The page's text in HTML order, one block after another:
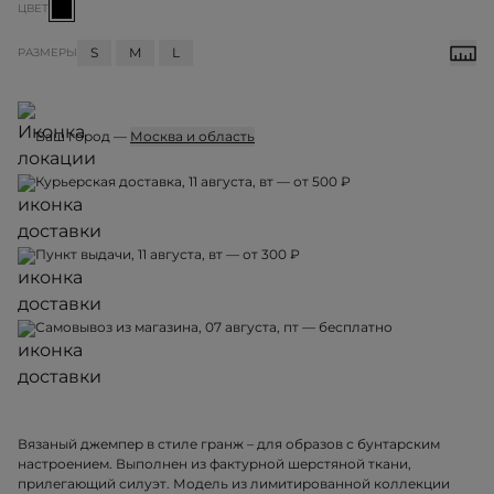
ЦВЕТ
РАЗМЕРЫ S M L
Ваш город — Москва и область
Курьерская доставка, 11 августа, вт — от 500 ₽
Пункт выдачи, 11 августа, вт — от 300 ₽
Самовывоз из магазина, 07 августа, пт — бесплатно
Вязаный джемпер в стиле гранж – для образов с бунтарским
настроением. Выполнен из фактурной шерстяной ткани,
прилегающий силуэт. Модель из лимитированной коллекции